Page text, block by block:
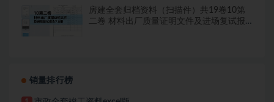
房建全套归档资料（扫描件）共19卷10第
二卷 材料出厂质量证明文件及进场复试报
销量排行榜